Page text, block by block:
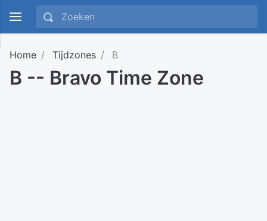
Home Tijdzones B
B -- Bravo Time Zone